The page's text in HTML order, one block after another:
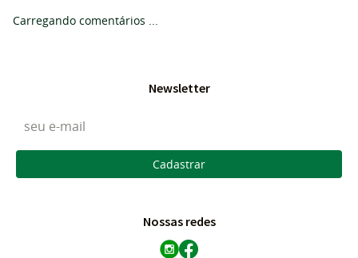
Carregando comentários ...
Newsletter
Cadastrar
Nossas redes